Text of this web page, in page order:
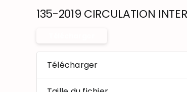
135-2019 CIRCULATION
Télécharger